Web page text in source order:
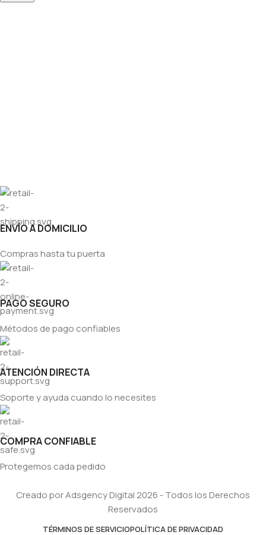
ENVÍO A DOMICILIO
Compras hasta tu puerta
PAGO SEGURO
Métodos de pago confiables
ATENCIÓN DIRECTA
Soporte y ayuda cuando lo necesites
COMPRA CONFIABLE
Protegemos cada pedido
Creado por Adsgency Digital 2026 - Todos los Derechos
Reservados
TÉRMINOS DE SERVICIOPOLÍTICA DE PRIVACIDAD